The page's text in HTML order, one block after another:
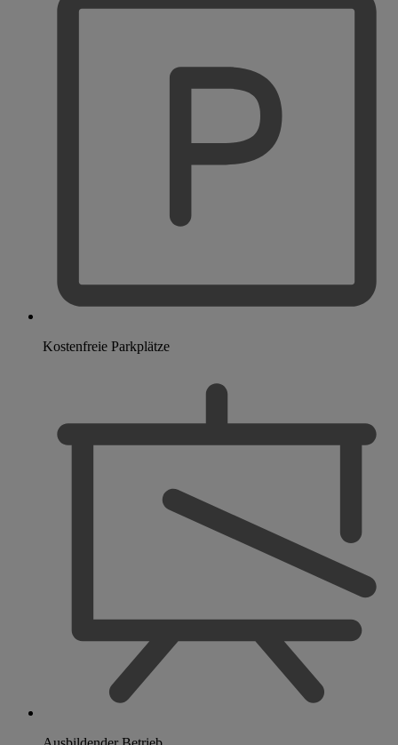
Kostenfreie Parkplätze